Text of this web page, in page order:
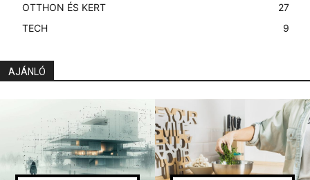
OTTHON ÉS KERT
27
TECH
9
AJÁNLÓ